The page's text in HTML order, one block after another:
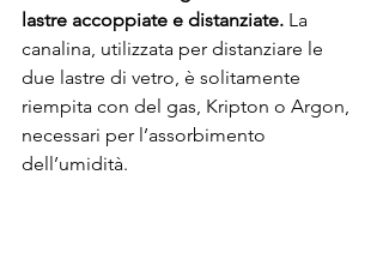
lastre accoppiate e distanziate. La
canalina, utilizzata per distanziare le
due lastre di vetro, è solitamente
riempita con del gas, Kripton o Argon,
necessari per l’assorbimento
dell’umidità.